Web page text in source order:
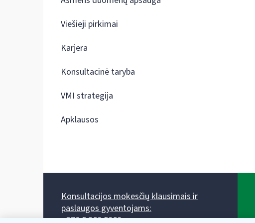
Viešieji pirkimai
Karjera
Konsultacinė taryba
VMI strategija
Apklausos
Konsultacijos mokesčių klausimais ir
paslaugos gyventojams:
+370 5 260 5060